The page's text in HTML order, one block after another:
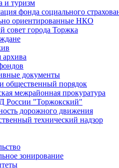
и туризм
фонда социального
ориентированные НКО
совет города Торжка
архива
документы
общественный порядок
межрайонная прокуратура
"Торжокский"
дорожного движения
технический надзор
зонирование